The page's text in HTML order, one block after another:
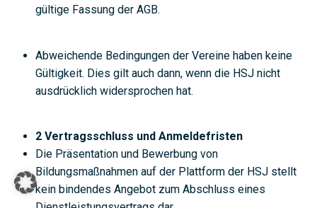
gültige Fassung der AGB.
Abweichende Bedingungen der Vereine haben keine
Gültigkeit. Dies gilt auch dann, wenn die HSJ nicht
ausdrücklich widersprochen hat.
2 Vertragsschluss und Anmeldefristen
Die Präsentation und Bewerbung von
Bildungsmaßnahmen auf der Plattform der HSJ stellt
kein bindendes Angebot zum Abschluss eines